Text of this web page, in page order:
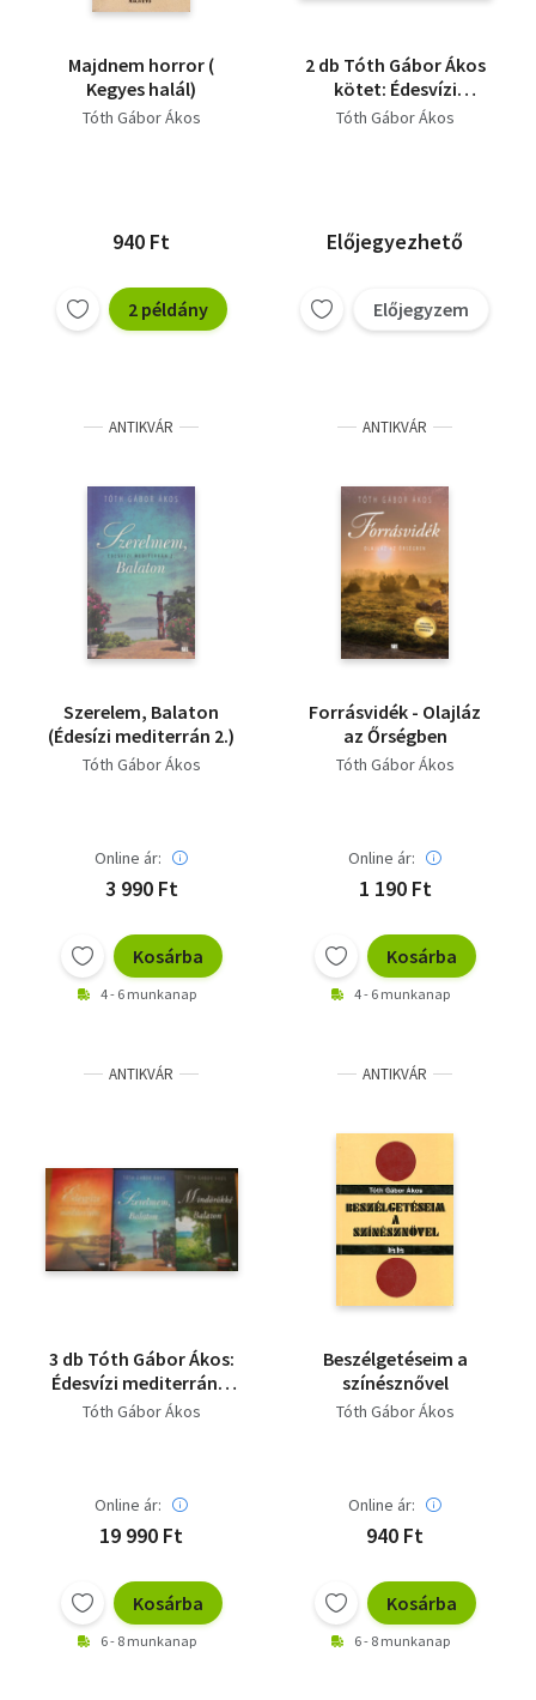
Majdnem horror (
Kegyes halál)
Tóth Gábor Ákos
940 Ft
2 példány
2 db Tóth Gábor Ákos
kötet: Édesvízi
mediterrán - Kanadai
Tóth Gábor Ákos
Előjegyezhető
Előjegyzem
ANTIKVÁR
Szerelem, Balaton
(Édesízi mediterrán 2.)
Tóth Gábor Ákos
Online ár:
3 990 Ft
Kosárba
4 - 6 munkanap
ANTIKVÁR
Forrásvidék - Olajláz
az Őrségben
Tóth Gábor Ákos
Online ár:
1 190 Ft
Kosárba
4 - 6 munkanap
ANTIKVÁR
3 db Tóth Gábor Ákos:
Édesvízi mediterrán +
Szerelmem, Balaton +
Tóth Gábor Ákos
Online ár:
19 990 Ft
Kosárba
6 - 8 munkanap
ANTIKVÁR
Beszélgetéseim a
színésznővel
Tóth Gábor Ákos
Online ár:
940 Ft
Kosárba
6 - 8 munkanap